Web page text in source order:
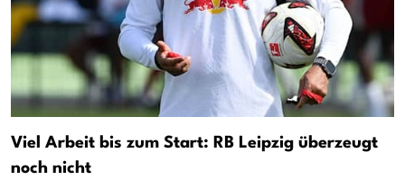
Viel Arbeit bis zum Start: RB Leipzig überzeugt
noch nicht